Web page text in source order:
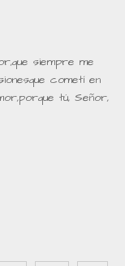
siempre me
cometí en
tú, Señor,